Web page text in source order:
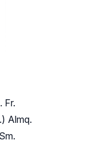
Fr.
Almq.